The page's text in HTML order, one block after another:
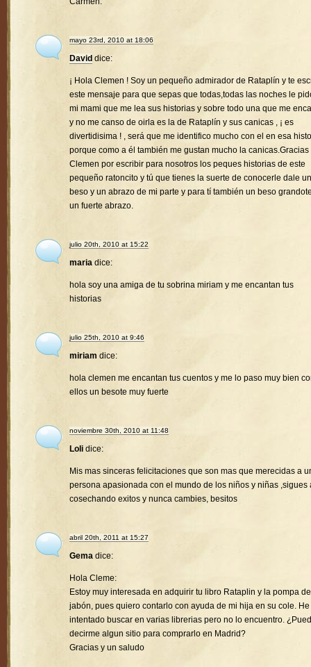
mayo 23rd, 2010 at 18:06
David dice:
¡ Hola Clemen ! Soy un pequeño admirador de Rataplín y te
este mensaje para que sepas que todas,todas las noches le
mi mami que me lea sus historias y sobre todo una que me
y no me canso de oirla es la de Rataplín y sus canicas , ¡ es
divertidisima ! , será que me identifico mucho con el en esa
porque como a él también me gustan mucho la canicas.Gracias
Clemen por escribir para nosotros los peques historias de este
pequeño ratoncito y tú que tienes la suerte de conocerle dale un
beso y un abrazo de mi parte y para tí también un beso
un fuerte abrazo.
julio 20th, 2010 at 15:22
maria dice:
hola soy una amiga de tu sobrina miriam y me encantan tus
historias
julio 25th, 2010 at 9:46
miriam dice:
hola clemen me encantan tus cuentos y me lo paso muy bien
ellos un besote muy fuerte
noviembre 30th, 2010 at 11:48
Loli dice:
Mis mas sinceras felicitaciones que son mas que merecidas a
persona apasionada con el mundo de los niños y niñas ,sigues
cosechando exitos y nunca cambies, besitos
abril 20th, 2011 at 15:27
Gema dice:
Hola Cleme:
Estoy muy interesada en adquirir tu libro Rataplin y la pompa de
jabón, pues quiero contarlo con ayuda de mi hija en su cole. He
intentado buscar en varias librerias pero no lo encuentro.
decirme algun sitio para comprarlo en Madrid?
Gracias y un saludo